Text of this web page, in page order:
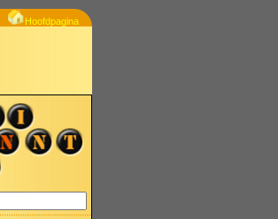
Hoofdpagina